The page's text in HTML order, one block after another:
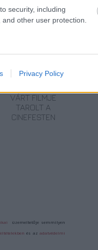
security, including
other user protection.
Privacy Policy
AZ ÉV EGYIK
VÁRT FILMJE
TAROLT A
CINEFESTEN
üzemeltetője semmilyen
és azadatvédelmi